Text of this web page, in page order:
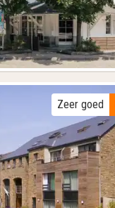
foto
Zeer goed